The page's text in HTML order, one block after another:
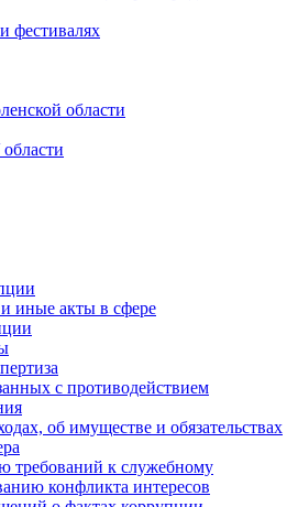
фестивалях
области
иные акты в сфере
с противодействием
об имуществе и обязательствах
требований к служебному
конфликта интересов